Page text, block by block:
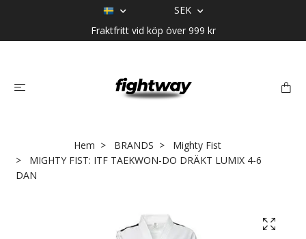
SEK
Fraktfritt vid köp över 999 kr
Hem BRANDS
Mighty Fist
MIGHTY FIST: ITF TAEKWON-DO DRÄKT LUMIX 4-6
DAN